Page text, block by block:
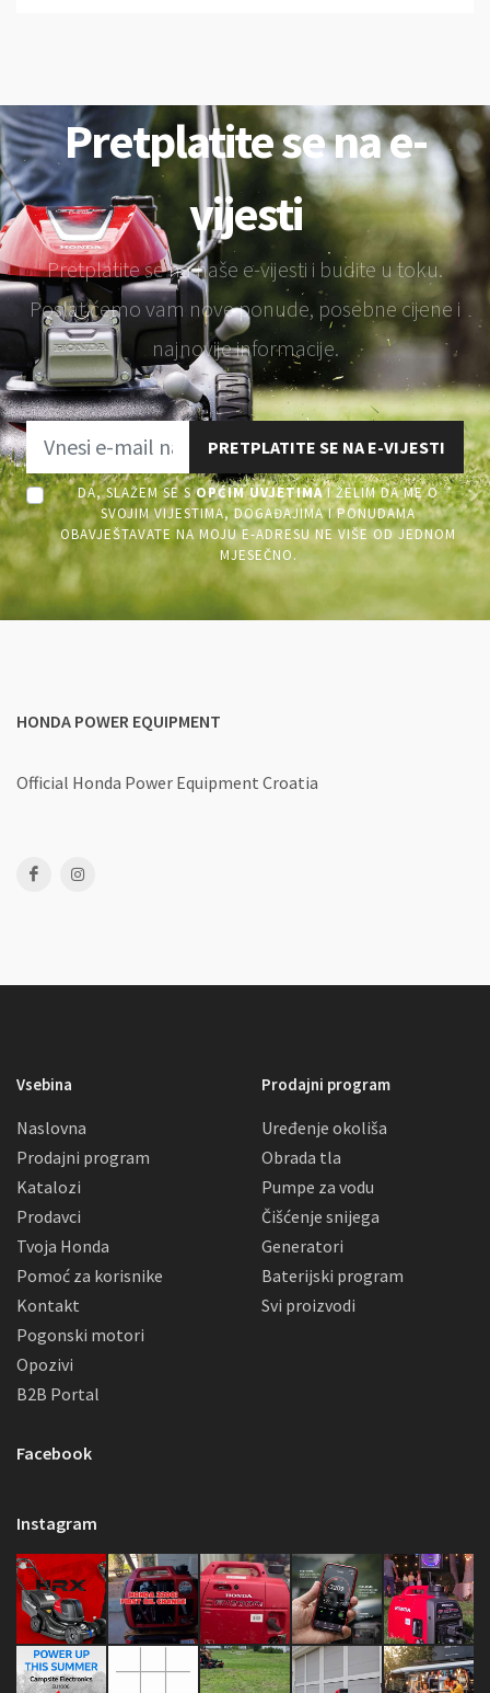
Pretplatite se na e-
vijesti
Pretplatite se na naše e-vijesti i budite u toku.
Poslat ćemo vam nove ponude, posebne cijene i
najnovije informacije.
PRETPLATITE SE NA E-VIJESTI
DA, SLAŽEM SE SOPĆIM UVJETIMAI ŽELIM DA ME O
SVOJIM VIJESTIMA, DOGAĐAJIMA I PONUDAMA
OBAVJEŠTAVATE NA MOJU E-ADRESU NE VIŠE OD JEDNOM
MJESEČNO.
HONDA POWER EQUIPMENT
Official Honda Power Equipment Croatia
Vsebina
Naslovna
Prodajni program
Katalozi
Prodavci
Tvoja Honda
Pomoć za korisnike
Kontakt
Pogonski motori
Opozivi
B2B Portal
Prodajni program
Uređenje okoliša
Obrada tla
Pumpe za vodu
Čišćenje snijega
Generatori
Baterijski program
Svi proizvodi
Facebook
Instagram